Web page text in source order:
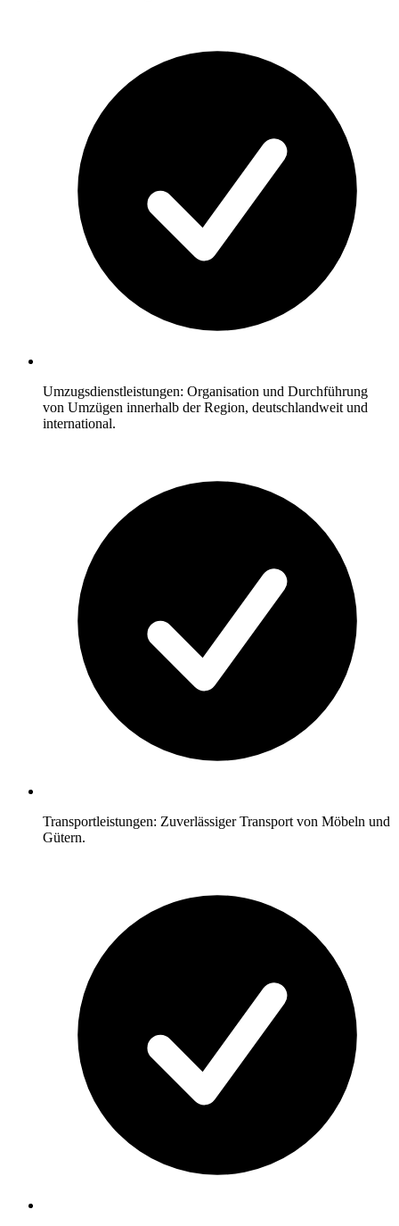
Umzugsdienstleistungen: Organisation und Durchführung
von Umzügen innerhalb der Region, deutschlandweit und
international.
Transportleistungen: Zuverlässiger Transport von Möbeln und
Gütern.